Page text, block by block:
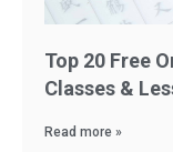
Top 20 Free
Classes &
Read more »